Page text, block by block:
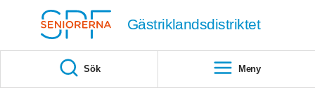
Gästriklandsdistriktet
Sök Meny